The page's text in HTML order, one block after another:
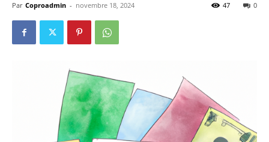
Par Coproadmin - novembre 18, 2024 0
47